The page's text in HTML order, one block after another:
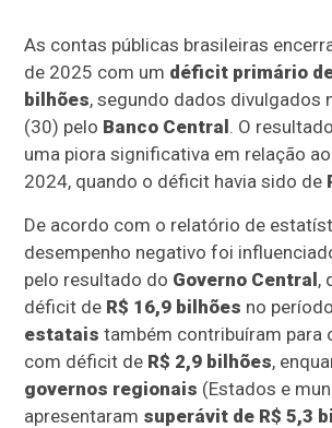
As contas públicas brasileiras
de 2025 com um déficit primário
bilhões, segundo dados divulgados
(30) pelo Banco Central. O
uma piora significativa em relação
2024, quando o déficit havia sido de
De acordo com o relatório de
desempenho negativo foi
pelo resultado do Governo Central,
déficit de R$ 16,9 bilhões no
estatais também contribuíram para
com déficit de R$ 2,9 bilhões,
governos regionais (Estados e
apresentaram superávit de R$ 5,3